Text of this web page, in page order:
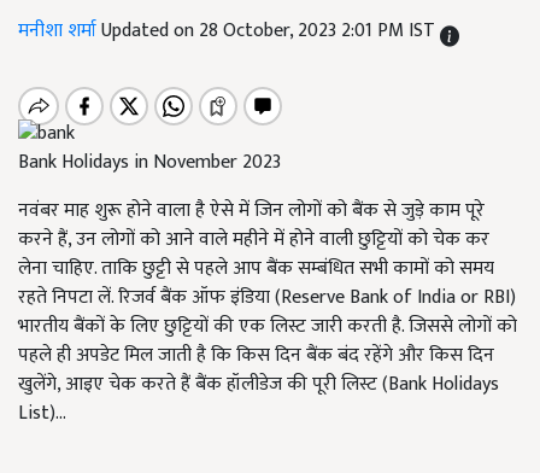
मनीशा शर्माUpdated on 28 October, 2023 2:01 PM IST
Bank Holidays in November 2023
नवंबर माह शुरू होने वाला है ऐसे में जिन लोगों को बैंक से जुड़े काम पूरे
करने हैं, उन लोगों को आने वाले महीने में होने वाली छुट्टियों को चेक कर
लेना चाहिए. ताकि छुट्टी से पहले आप बैंक सम्बंधित सभी कामों को समय
रहते निपटा लें. रिजर्व बैंक ऑफ इंडिया (Reserve Bank of India or RBI)
भारतीय बैंकों के लिए छुट्टियों की एक लिस्ट जारी करती है. जिससे लोगों को
पहले ही अपडेट मिल जाती है कि किस दिन बैंक बंद रहेंगे और किस दिन
खुलेंगे, आइए चेक करते हैं बैंक हॉलीडेज की पूरी लिस्ट (Bank Holidays
List)...